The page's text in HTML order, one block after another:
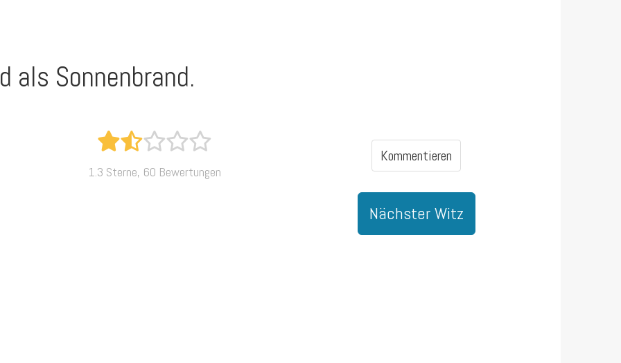
als Sonnenbrand.
1.3 Sterne, 60 Bewertungen
Kommentieren
Nächster Witz